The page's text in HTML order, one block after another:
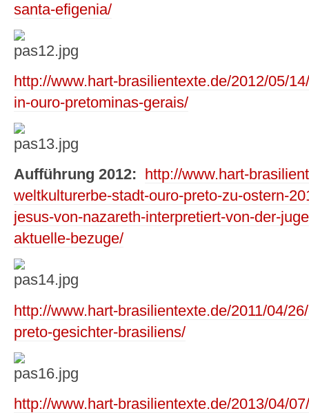
santa-efigenia/
http://www.hart-brasilientexte.de/2012/05/
in-ouro-pretominas-gerais/
Aufführung 2012:
http://www.hart-
weltkulturerbe-stadt-ouro-preto-zu-ostern-
jesus-von-nazareth-interpretiert-von-der-
aktuelle-bezuge/
http://www.hart-brasilientexte.de/2011/04/
preto-gesichter-brasiliens/
http://www.hart-brasilientexte.de/2013/04/